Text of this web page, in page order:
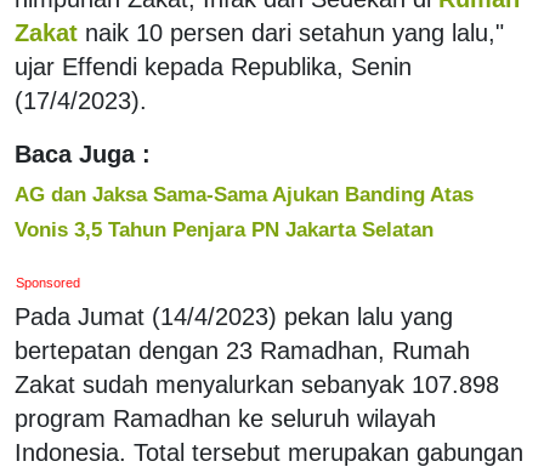
Zakat naik 10 persen dari setahun yang lalu,"
ujar Effendi kepada Republika, Senin
(17/4/2023).
Baca Juga :
AG dan Jaksa Sama-Sama Ajukan Banding Atas
Vonis 3,5 Tahun Penjara PN Jakarta Selatan
Sponsored
Pada Jumat (14/4/2023) pekan lalu yang
bertepatan dengan 23 Ramadhan, Rumah
Zakat sudah menyalurkan sebanyak 107.898
program Ramadhan ke seluruh wilayah
Indonesia. Total tersebut merupakan gabungan